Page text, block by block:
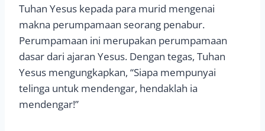
Tuhan Yesus kepada para murid mengenai
makna perumpamaan seorang penabur.
Perumpamaan ini merupakan perumpamaan
dasar dari ajaran Yesus. Dengan tegas, Tuhan
Yesus mengungkapkan, “Siapa mempunyai
telinga untuk mendengar, hendaklah ia
mendengar!”